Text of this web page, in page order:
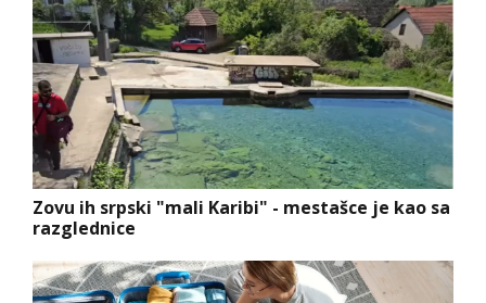
Zovu ih srpski "mali Karibi" - mestašce je kao sa
razglednice